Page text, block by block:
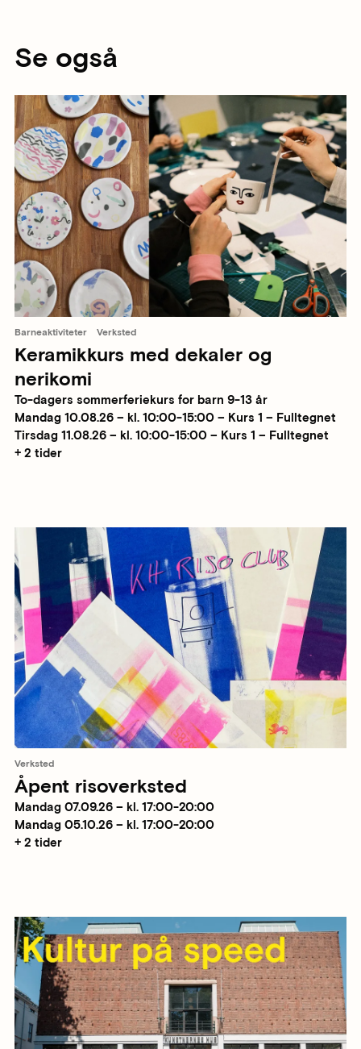
Se også
Barneaktiviteter Verksted
Keramikkurs med dekaler og
nerikomi
To-dagers sommerferiekurs for barn 9-13 år
Mandag 10.08.26 – kl. 10:00-15:00 – Kurs 1 – Fulltegnet
Tirsdag 11.08.26 – kl. 10:00-15:00 – Kurs 1 – Fulltegnet
+ 2 tider
Verksted
Åpent risoverksted
Mandag 07.09.26 – kl. 17:00-20:00
Mandag 05.10.26 – kl. 17:00-20:00
+ 2 tider